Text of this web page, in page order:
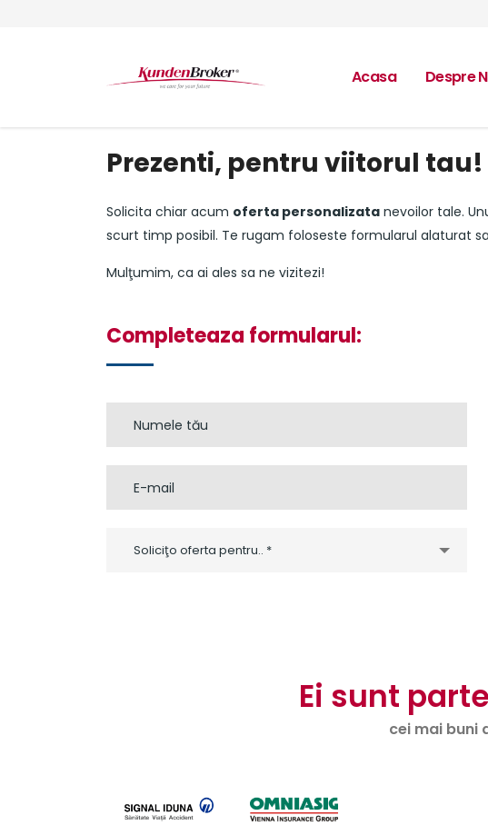
Acasa Despre
Prezenti, pentru viitorul tau!
Solicita chiar acum oferta personalizata nevoilor tale.
scurt timp posibil. Te rugam foloseste formularul alaturat
Mulţumim, ca ai ales sa ne vizitezi!
Completeaza formularul:
Soliciţo oferta pentru.. *
Ei sunt
cei mai buni